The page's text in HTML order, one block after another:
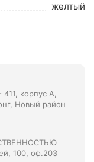
желтый
корпус А,
Новый район
100, оф.203